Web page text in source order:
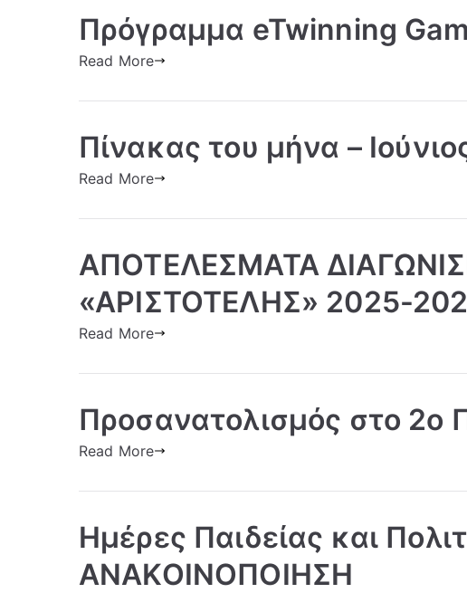
Πρόγραμμα eTwinning
Read More
Πίνακας του μήνα –
Read More
ΑΠΟΤΕΛΕΣΜΑΤΑ
«ΑΡΙΣΤΟΤΕΛΗΣ» 2025-
Read More
Προσανατολισμός στο 2ο
Read More
Ημέρες Παιδείας και
ΑΝΑΚΟΙΝΟΠΟΙΗΣΗ